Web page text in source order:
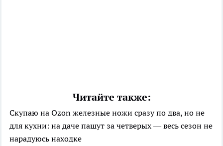
Читайте также:
Скупаю на Ozon железные ножи сразу по два, но не
для кухни: на даче пашут за четверых — весь сезон не
нарадуюсь находке